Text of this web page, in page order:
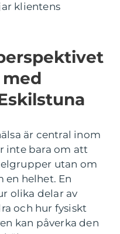
klientens
är central inom
inte bara om att
utan om
en helhet. En
olika delar av
och hur fysiskt
kan påverka den